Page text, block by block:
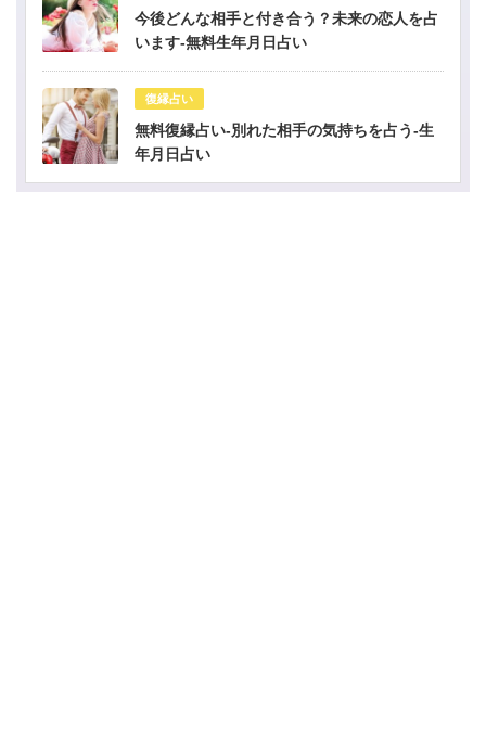
今後どんな相手と付き合う？未来の恋人を占
います-無料生年月日占い
復縁占い
無料復縁占い-別れた相手の気持ちを占う-生
年月日占い